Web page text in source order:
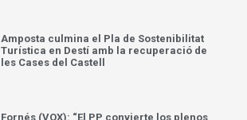
Amposta culmina el Pla de Sostenibilitat
Turística en Destí amb la recuperació de
les Cases del Castell
Fornés (VOX): “El PP convierte los plenos